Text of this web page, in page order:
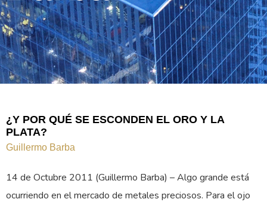
¿Y POR QUÉ SE ESCONDEN EL ORO Y LA
PLATA?
Guillermo Barba
14 de Octubre 2011 (Guillermo Barba) – Algo grande está
ocurriendo en el mercado de metales preciosos. Para el ojo